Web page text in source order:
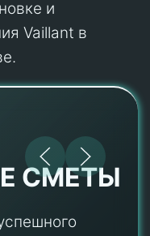
и
Vaillant в
СМЕТЫ